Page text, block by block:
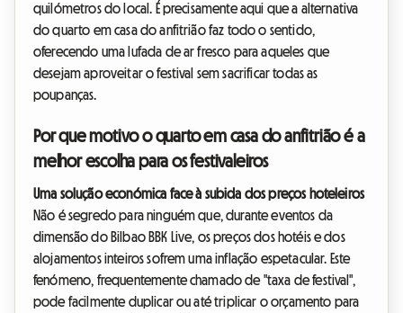
quilómetros do local. É precisamente aqui que a alternativa
do quarto em casa do anfitrião faz todo o sentido,
oferecendo uma lufada de ar fresco para aqueles que
desejam aproveitar o festival sem sacrificar todas as
poupanças.
Por que motivo o quarto em casa do anfitrião é a
melhor escolha para os festivaleiros
Uma solução económica face à subida dos preços hoteleiros
Não é segredo para ninguém que, durante eventos da
dimensão do Bilbao BBK Live, os preços dos hotéis e dos
alojamentos inteiros sofrem uma inflação espetacular. Este
fenómeno, frequentemente chamado de "taxa de festival",
pode facilmente duplicar ou até triplicar o orçamento para